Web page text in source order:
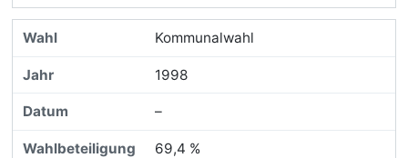
Kommunalwahl
1998
–
69,4 %